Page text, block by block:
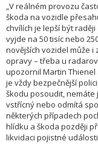
„V reálném provozu
škoda na vozidle
chvílích je lepší být
vyjde na 50 tisíc nebo
novějších vozidel může
opravy – třeba u
upozornil Martin Thienel
je vždy bezpečnější
škodu posoudit,
vstřícný nebo odmítá
některých případech
hlídku a škoda později
likvidaci pojistné